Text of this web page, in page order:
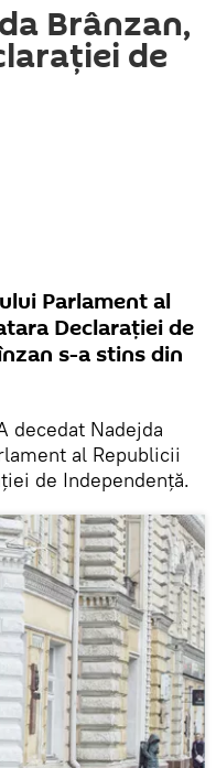
Brânzan,
de
Parlament al
Declarației de
s-a stins din
decedat Nadejda
al Republicii
de Independență.